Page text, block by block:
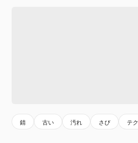
錆 古い 汚れ さび テ